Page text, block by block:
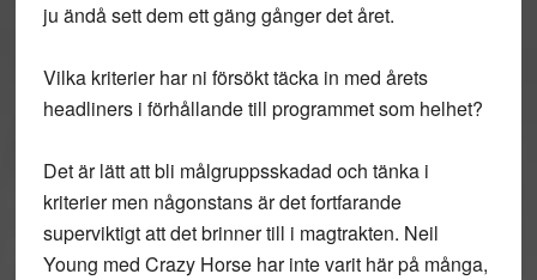
ju ändå sett dem ett gäng gånger det året.
Vilka kriterier har ni försökt täcka in med årets
headliners i förhållande till programmet som helhet?
Det är lätt att bli målgruppsskadad och tänka i
kriterier men någonstans är det fortfarande
superviktigt att det brinner till i magtrakten. Neil
Young med Crazy Horse har inte varit här på många,